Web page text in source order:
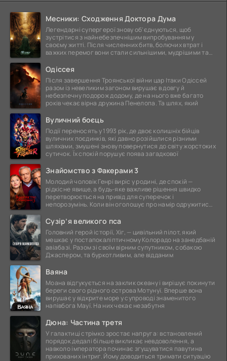
Месники: Сходження Доктора Дума
Легендарні супергерої знову об'єднуються, щоб
зустрітися з найнебезпечнішим випробуванням у
своєму житті. Після численних битв, болючих втрат і
важких перемог вони стали сильнішими, мудрішими та
Одіссея
Після завершення Троянської війни цар Ітаки Одіссей
разом із невеликим загоном вирушає в довгу й
небезпечну подорож додому, де на нього вже багато
років чекає вірна дружина Пенелопа. Та шлях, який
Вуличний боєць
Події переносять у 1993 рік, де двоє колишніх бійців
вуличних поєдинків, які давно розійшлися різними
шляхами, змушені знову повернутися до світу жорстоких
сутичок. Їх спокій порушує поява загадкової
Знайомство з Факерами 3
Молодий чоловік Генрі виріс у родині, де спокій —
рідкісне явище, а будь-яке важливе рішення швидко
перетворюється на привід для суперечок і
непорозумінь. Коли він оголошує про намір одружитися,
Сузір’я великого пса
Головний герой історії, Хіг, — цивільний пілот, який
мешкає у постапокаліптичному Колорадо на занедбаній
авіабазі. Разом зі своїм вірним супутником, собакою
Джаспером, та буркотливим, але відданим
Ваяна
Моана відгукується на заклик океану і вирішує покинути
береги свого рідного острова Мотунуї. Вперше вона
вирушає у відкрите море у супроводі знаменитого
напівбога Мауї. На них чекає незабутня
Дюна: Частина третя
У галактиці стрімко зростає напруга: встановлений
порядок дедалі більше викликає невдоволення, а
навколо імператора починає згущуватися павутина
прихованих інтриг. Йому доводиться тримати ситуацію